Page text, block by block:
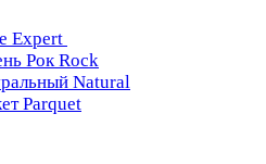
Expert
Рок Rock
Natural
Parquet